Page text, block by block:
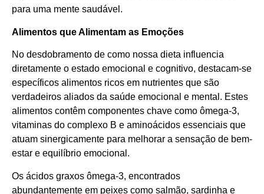
para uma mente saudável.
Alimentos que Alimentam as Emoções
No desdobramento de como nossa dieta influencia
diretamente o estado emocional e cognitivo, destacam-se
específicos alimentos ricos em nutrientes que são
verdadeiros aliados da saúde emocional e mental. Estes
alimentos contêm componentes chave como ômega-3,
vitaminas do complexo B e aminoácidos essenciais que
atuam sinergicamente para melhorar a sensação de bem-
estar e equilíbrio emocional.
Os ácidos graxos ômega-3, encontrados
abundantemente em peixes como salmão, sardinha e